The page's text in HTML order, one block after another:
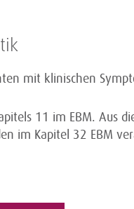
mit klinischen
11 im EBM. Aus
im Kapitel 32 EBM